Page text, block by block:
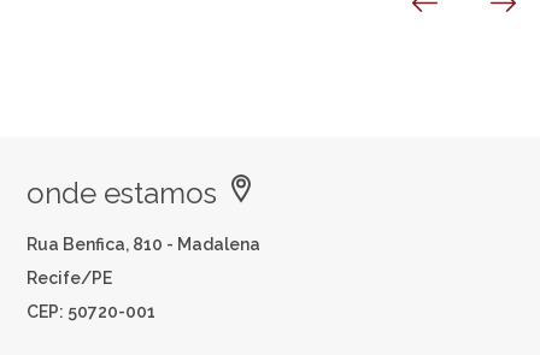
onde estamos
Rua Benfica, 810 - Madalena
Recife/PE
CEP: 50720-001